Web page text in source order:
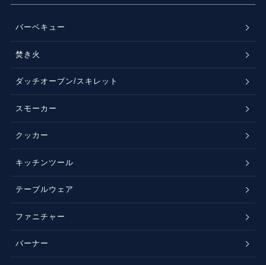
バーベキュー
焚き火
ダッチオーブン/スキレット
スモーカー
クッカー
キッチンツール
テーブルウェア
ファニチャー
バーナー